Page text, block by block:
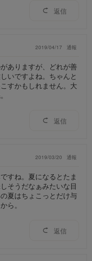
返信
2019/04/17 通報
ありますが、どれが善
いですよね。ちゃんと
すかもしれません。大
返信
2019/03/20 通報
すね。夏になるとたま
そうだなぁみたいな目
夏はちょこっとだけ与
ら。
返信